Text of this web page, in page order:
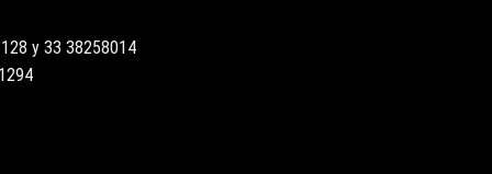
y 33 38258014